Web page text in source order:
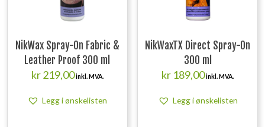
NikWax Spray-On Fabric &
Leather Proof 300 ml
kr219,00inkl. MVA.
Legg i ønskelisten
NikWaxTX Direct Spray-On
300 ml
kr 189,00inkl. MVA.
Legg i ønskelisten